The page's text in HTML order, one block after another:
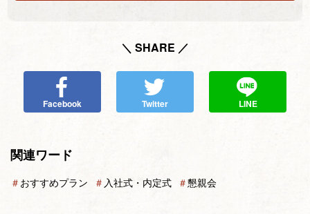
＼ SHARE ／
Facebook Twitter LINE
関連ワード
＃ おすすめプラン ＃ 入社式・内定式 ＃懇親会